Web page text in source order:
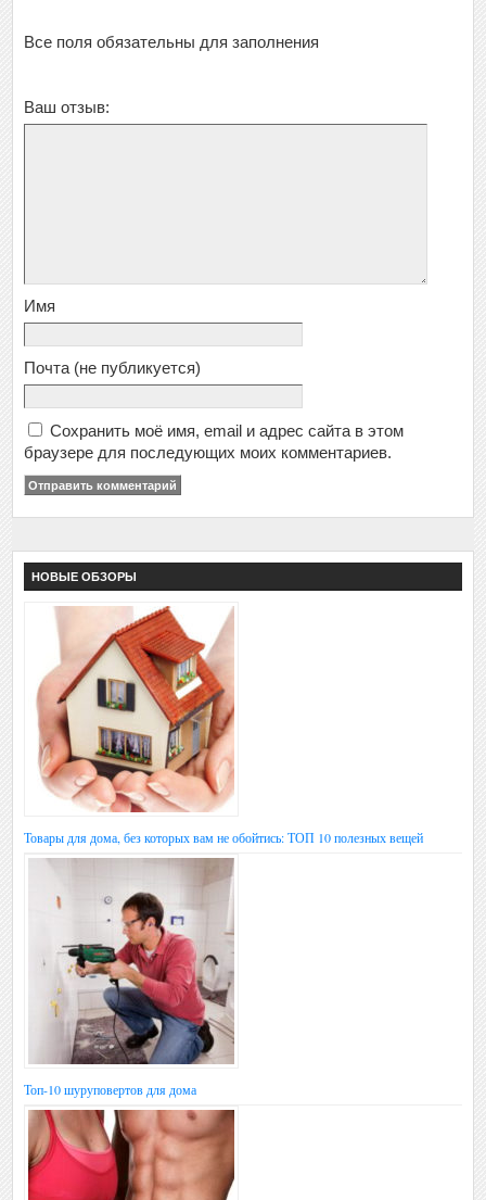
Все поля обязательны для заполнения
Ваш отзыв:
Имя
Почта (не публикуется)
Сохранить моё имя, email и адрес сайта в этом
браузере для последующих моих комментариев.
НОВЫЕ ОБЗОРЫ
Товары для дома, без которых вам не обойтись: ТОП 10 полезных вещей
Топ-10 шуруповертов для дома